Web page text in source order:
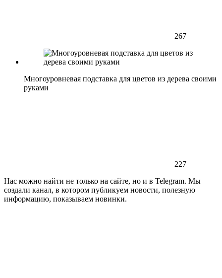
267
Многоуровневая подставка для цветов из дерева своими
руками
227
Нас можно найти не только на сайте, но и в Telegram. Мы
создали канал, в котором публикуем новости, полезную
информацию, показываем новинки.